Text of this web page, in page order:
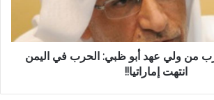
من ولي عهد أبو ظبي: الحرب في اليمن
انتهت إماراتيا!!